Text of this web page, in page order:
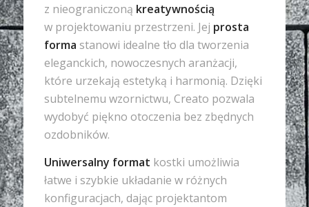
z nieograniczoną kreatywnością
w projektowaniu przestrzeni. Jej prosta
forma stanowi idealne tło dla tworzenia
eleganckich, nowoczesnych aranżacji,
które urzekają estetyką i harmonią. Dzięki
subtelnemu wzornictwu, Creato pozwala
wydobyć piękno otoczenia bez zbędnych
ozdobników.
Uniwersalny format kostki umożliwia
łatwe i szybkie układanie w różnych
konfiguracjach, dając projektantom